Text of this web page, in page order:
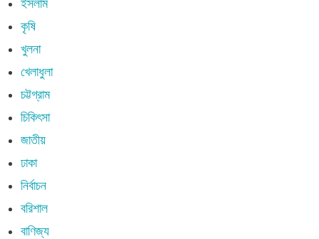
ইসলাম
কৃষি
খুলনা
খেলাধুলা
চট্টগ্রাম
চিকিৎসা
জাতীয়
ঢাকা
নির্বাচন
বরিশাল
বাণিজ্য